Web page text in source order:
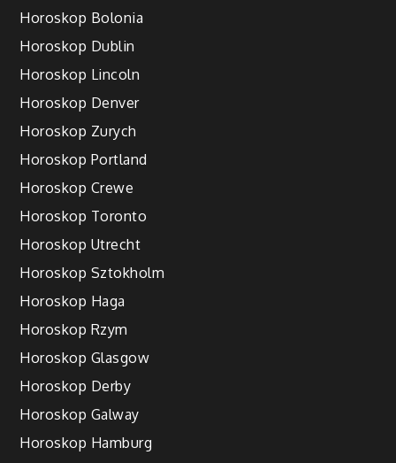
Horoskop Bolonia
Horoskop Dublin
Horoskop Lincoln
Horoskop Denver
Horoskop Zurych
Horoskop Portland
Horoskop Crewe
Horoskop Toronto
Horoskop Utrecht
Horoskop Sztokholm
Horoskop Haga
Horoskop Rzym
Horoskop Glasgow
Horoskop Derby
Horoskop Galway
Horoskop Hamburg